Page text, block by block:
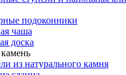
подоконники
чаша
доска
из натурального камня